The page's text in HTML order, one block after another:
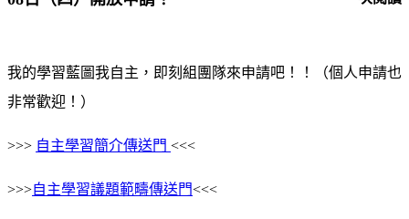
我的學習藍圖我自主，即刻組團隊來申請吧！！（個人申請也
非常歡迎！）
>>> 自主學習簡介傳送門 <<<
>>>自主學習議題範疇傳送門<<<